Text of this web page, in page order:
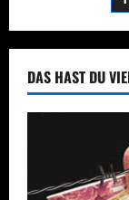
DAS HAST DU